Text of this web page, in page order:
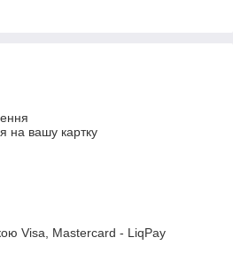
на вашу картку
Visa, Mastercard - LiqPay